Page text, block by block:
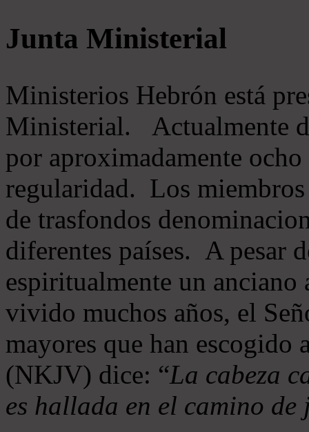
Junta Ministerial
Ministerios Hebrón está
Ministerial. Actualmente
por aproximadamente
regularidad. Los
de trasfondos
diferentes países. A pesar
espiritualmente un
vivido muchos años, el
mayores que han
(NKJV) dice: “La cabeza
es hallada en el camino de